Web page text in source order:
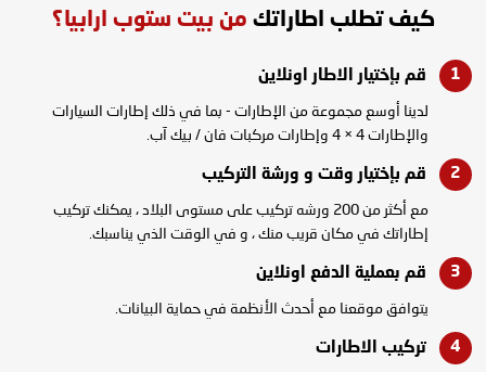
كيف تطلب اطاراتك من بيت ستوب ارابيا؟
قم بإختيار الاطار اونلاين
لدينا أوسع مجموعة من الإطارات - بما في ذلك إطارات السيارات
والإطارات 4 × 4 وإطارات مركبات فان / بيك آب.
قم بإختيار وقت و ورشة التركيب
مع أكثر من 200 ورشه تركيب على مستوى البلاد ، يمكنك تركيب
إطاراتك في مكان قريب منك ، و في الوقت الذي يناسبك.
قم بعملية الدفع اونلاين
يتوافق موقعنا مع أحدث الأنظمة في حماية البيانات.
تركيب الاطارات